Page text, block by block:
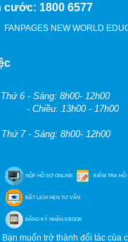
cước: 1800 6577
FANPAGES NEW WORLD
6 - Sáng: 8h00- 12h00
13h00 - 17h00
8h00- 12h00
NỘP HỒ SƠ ONLINE KIỂM TRA HỒ
ĐẶT LỊCH HẸN TƯ VẤN
ĐĂNG KÝ NHẬN EBOOK
Bạn muốn trở thành đối tác của